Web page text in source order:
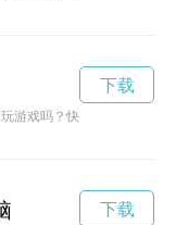
游戏吗？快来兔极加速器
下载
下载